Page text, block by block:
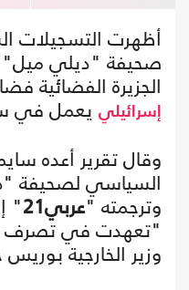
أظهرت التسجيلات
صحيفة "ديلي ميل"
الجزيرة الفضائية
إسرائيلي يعمل في
وقال تقرير أعده
السياسي لصحيفة
وترجمته "عربي21 "
"تعهدت في تصرف
وزير الخارجية